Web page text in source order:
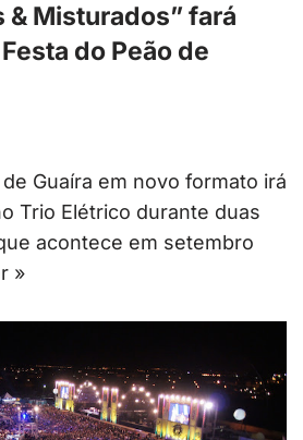
& Misturados” fará
do Peão de
Guaíra em novo formato irá
Trio Elétrico durante duas
acontece em setembro
»